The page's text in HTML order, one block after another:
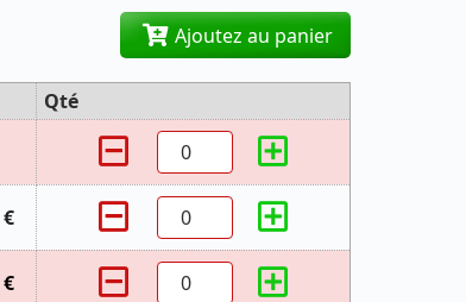
Ajoutez au panier
Qté